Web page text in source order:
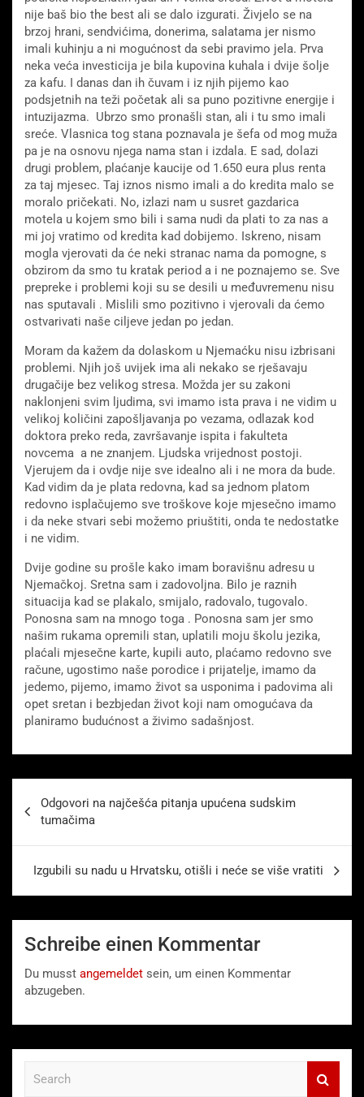
nije baš bio the best ali se dalo izgurati. Živjelo se na
brzoj hrani, sendvićima, donerima, salatama jer nismo
imali kuhinju a ni mogućnost da sebi pravimo jela. Prva
neka veća investicija je bila kupovina kuhala i dvije šolje
za kafu. I danas dan ih čuvam i iz njih pijemo kao
podsjetnih na teži početak ali sa puno pozitivne energije i
intuzijazma. Ubrzo smo pronašli stan, ali i tu smo imali
sreće. Vlasnica tog stana poznavala je šefa od mog muža
pa je na osnovu njega nama stan i izdala. E sad, dolazi
drugi problem, plaćanje kaucije od 1.650 eura plus renta
za taj mjesec. Taj iznos nismo imali a do kredita malo se
moralo pričekati. No, izlazi nam u susret gazdarica
motela u kojem smo bili i sama nudi da plati to za nas a
mi joj vratimo od kredita kad dobijemo. Iskreno, nisam
mogla vjerovati da će neki stranac nama da pomogne, s
obzirom da smo tu kratak period a i ne poznajemo se. Sve
prepreke i problemi koji su se desili u međuvremenu nisu
nas sputavali . Mislili smo pozitivno i vjerovali da ćemo
ostvarivati naše ciljeve jedan po jedan.
Moram da kažem da dolaskom u Njemaćku nisu izbrisani
problemi. Njih još uvijek ima ali nekako se rješavaju
drugačije bez velikog stresa. Možda jer su zakoni
naklonjeni svim ljudima, svi imamo ista prava i ne vidim u
velikoj količini zapošljavanja po vezama, odlazak kod
doktora preko reda, završavanje ispita i fakulteta
novcema a ne znanjem. Ljudska vrijednost postoji.
Vjerujem da i ovdje nije sve idealno ali i ne mora da bude.
Kad vidim da je plata redovna, kad sa jednom platom
redovno isplačujemo sve troškove koje mjesečno imamo
i da neke stvari sebi možemo priuštiti, onda te nedostatke
i ne vidim.
Dvije godine su prošle kako imam boravišnu adresu u
Njemačkoj. Sretna sam i zadovoljna. Bilo je raznih
situacija kad se plakalo, smijalo, radovalo, tugovalo.
Ponosna sam na mnogo toga . Ponosna sam jer smo
našim rukama opremili stan, uplatili moju školu jezika,
plaćali mjesečne karte, kupili auto, plaćamo redovno sve
račune, ugostimo naše porodice i prijatelje, imamo da
jedemo, pijemo, imamo život sa usponima i padovima ali
opet sretan i bezbjedan život koji nam omogućava da
planiramo budućnost a živimo sadašnjost.
Odgovori na najčešća pitanja upućena sudskim
tumačima
Izgubili su nadu u Hrvatsku, otišli i neće se više vratiti
Schreibe einen Kommentar
Du musst angemeldet sein, um einen Kommentar
abzugeben.